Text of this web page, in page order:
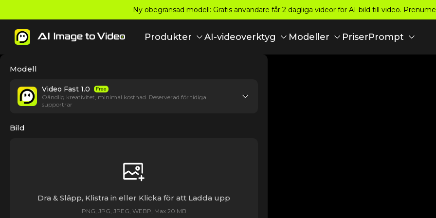
Ny obegränsad modell: Gratis användare får 2 dagliga videor för AI-bild till video.
Produkter AI-videoverktyg Modeller PriserPrompt
Modell
Video Fast 1.0 Free
Oändlig kreativitet, minimal kostnad. Reserverad för tidiga
supportrar
Bild
Dra & Släpp, Klistra in eller Klicka för att Ladda upp
PNG, JPG, JPEG, WEBP, Max 20 MB